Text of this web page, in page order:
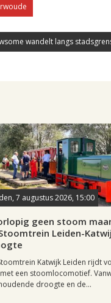
wandelt langs
7 augustus 2026, 15:00
geen stoom
Leiden-
Katwijk Leiden rijdt
een stoomlocomotief.
droogte en de...